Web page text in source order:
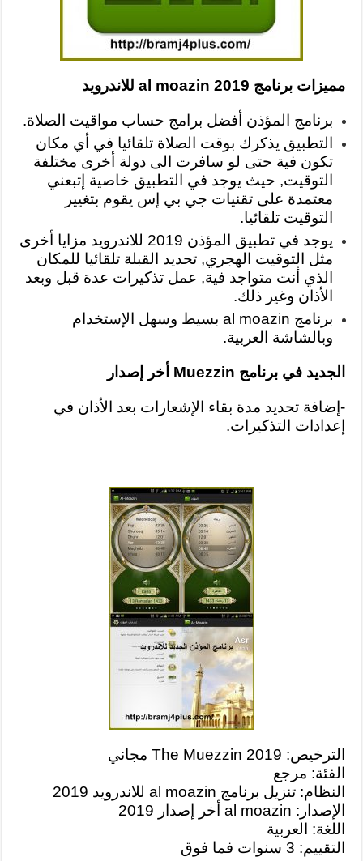
مميزات برنامج al moazin 2019 للاندرويد
برنامج المؤذن أفضل برامج حساب مواقيت الصلاة.
التطبيق يذكرك بوقت الصلاة تلقائيا في أي مكان
تكون فية حتى لو سافرت الى دولة أخرى مختلفة
التوقيت, حيث يوجد في التطبيق خاصية إتبعني
معتمدة على تقنيات جي بي إس يقوم بتغيير
التوقيت تلقائيا.
يوجد في تطبيق المؤذن 2019 للاندرويد مزايا أخرى
مثل التوقيت الهجري, تحديد القبلة تلقائيا للمكان
الذي أنت متواجد فية, عمل تذكيرات عدة قبل وبعد
الأذان وغير ذلك.
برنامج al moazin بسيط وسهل الإستخدام
وبالشاشة العربية.
الجديد في برنامج Muezzin أخر إصدار
-إضافة تحديد مدة بقاء الإشعارات بعد الأذان في
إعدادات التذكيرات.
الترخيص: The Muezzin 2019 مجاني
الفئة: مرجع
النظام: تنزيل برنامج al moazin للاندرويد 2019
الإصدار: al moazin أخر إصدار 2019
اللغة: العربية
التقييم: 3 سنوات فما فوق